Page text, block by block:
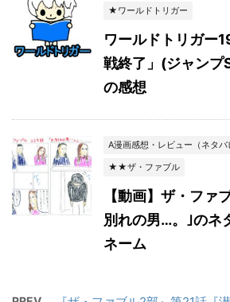
★ワールドトリガー
ワールドトリガー
戦終了」(ジャン
の感想
A漫画感想・レビュー（ネタバ
★★ザ・ファブル
【動画】ザ・ファ
別れの男…。｣のネ
ネーム